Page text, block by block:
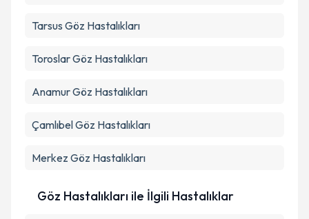
Tarsus Göz Hastalıkları
ToroslarGöz Hastalıkları
AnamurGöz Hastalıkları
ÇamlıbelGöz Hastalıkları
Merkez Göz Hastalıkları
Göz Hastalıkları ile İlgili Hastalıklar